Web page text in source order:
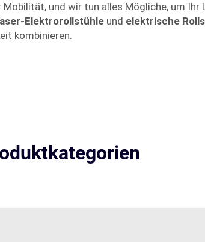
Mobilität, und wir tun alles Mögliche, um
Elektrorollstühle und elektrische
kombinieren.